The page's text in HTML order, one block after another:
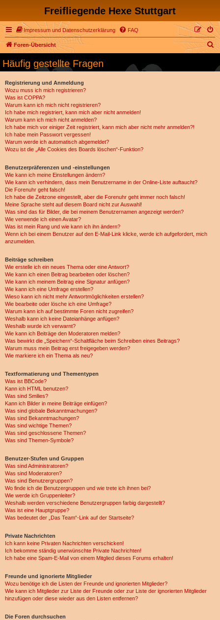
Freifliegende Hexe Stuttgart
Impressum und Datenschutzerklärung FAQ
Foren-Übersicht
S
c
Häufig gestellte Fragen
Registrierung und Anmeldung
Wozu muss ich mich registrieren?
Was ist COPPA?
Warum kann ich mich nicht registrieren?
Ich habe mich registriert, kann mich aber nicht anmelden!
Warum kann ich mich nicht anmelden?
Ich habe mich vor einiger Zeit registriert, kann mich aber nicht mehr anmelden?!
Ich habe mein Passwort vergessen!
Warum werde ich automatisch abgemeldet?
Wozu ist die „Alle Cookies des Boards löschen“-Funktion?
Benutzerpräferenzen und -einstellungen
Wie kann ich meine Einstellungen ändern?
Wie kann ich verhindern, dass mein Benutzername in der Online-Liste auftaucht?
Die Forenuhr geht falsch!
Ich habe die Zeitzone eingestellt, aber die Forenuhr geht immer noch falsch!
Meine Sprache steht auf diesem Board nicht zur Auswahl!
Was sind das für Bilder, die bei meinem Benutzernamen angezeigt werden?
Wie verwende ich einen Avatar?
Was ist mein Rang und wie kann ich ihn ändern?
Wenn ich bei einem Benutzer auf den E-Mail-Link klicke, werde ich aufgefordert, mich
anzumelden.
Beiträge schreiben
Wie erstelle ich ein neues Thema oder eine Antwort?
Wie kann ich einen Beitrag bearbeiten oder löschen?
Wie kann ich meinem Beitrag eine Signatur anfügen?
Wie kann ich eine Umfrage erstellen?
Wieso kann ich nicht mehr Antwortmöglichkeiten erstellen?
Wie bearbeite oder lösche ich eine Umfrage?
Warum kann ich auf bestimmte Foren nicht zugreifen?
Weshalb kann ich keine Dateianhänge anfügen?
Weshalb wurde ich verwarnt?
Wie kann ich Beiträge den Moderatoren melden?
Was bewirkt die „Speichern“-Schaltfläche beim Schreiben eines Beitrags?
Warum muss mein Beitrag erst freigegeben werden?
Wie markiere ich ein Thema als neu?
Textformatierung und Thementypen
Was ist BBCode?
Kann ich HTML benutzen?
Was sind Smilies?
Kann ich Bilder in meine Beiträge einfügen?
Was sind globale Bekanntmachungen?
Was sind Bekanntmachungen?
Was sind wichtige Themen?
Was sind geschlossene Themen?
Was sind Themen-Symbole?
Benutzer-Stufen und Gruppen
Was sind Administratoren?
Was sind Moderatoren?
Was sind Benutzergruppen?
Wo finde ich die Benutzergruppen und wie trete ich ihnen bei?
Wie werde ich Gruppenleiter?
Weshalb werden verschiedene Benutzergruppen farbig dargestellt?
Was ist eine Hauptgruppe?
Was bedeutet der „Das Team“-Link auf der Startseite?
Private Nachrichten
Ich kann keine Privaten Nachrichten verschicken!
Ich bekomme ständig unerwünschte Private Nachrichten!
Ich habe eine Spam-E-Mail von einem Mitglied dieses Forums erhalten!
Freunde und ignorierte Mitglieder
Wozu benötige ich die Listen der Freunde und ignorierten Mitglieder?
Wie kann ich Mitglieder zur Liste der Freunde oder zur Liste der ignorierten Mitglieder
hinzufügen oder diese wieder aus den Listen entfernen?
Die Foren durchsuchen